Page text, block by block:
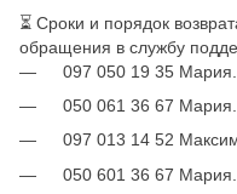
⏳ Сроки и порядок
обращения в службу
097 050 19 35 Мария.
050 061 36 67 Мария.
097 013 14 52
050 601 36 67 Мария.